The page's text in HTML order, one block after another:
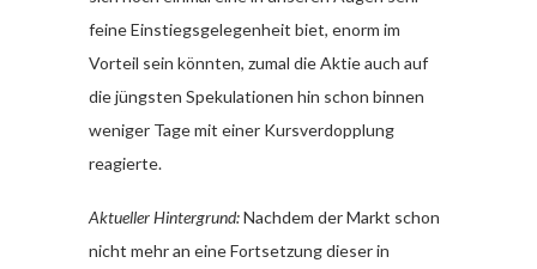
feine Einstiegsgelegenheit biet, enorm im
Vorteil sein könnten, zumal die Aktie auch auf
die jüngsten Spekulationen hin schon binnen
weniger Tage mit einer Kursverdopplung
reagierte.
Aktueller Hintergrund:Nachdem der Markt schon
nicht mehr an eine Fortsetzung dieser in